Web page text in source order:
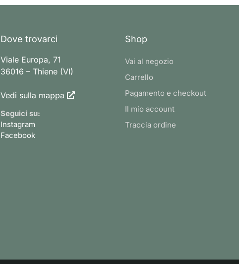
Dove trovarci
Viale Europa, 71
36016 – Thiene (VI)
Vedi sulla mappa
Seguici su:
Instagram
Facebook
Shop
Vai al negozio
Carrello
Pagamento e checkout
Il mio account
Traccia ordine